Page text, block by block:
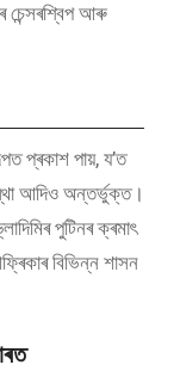
চেন্সৰশ্বিপ আৰু
প্ৰকাশ পায়, য’ত
আদিও অন্তৰ্ভুক্ত।
পুটিনৰ ক্ৰমাৎ
বিভিন্ন শাসন